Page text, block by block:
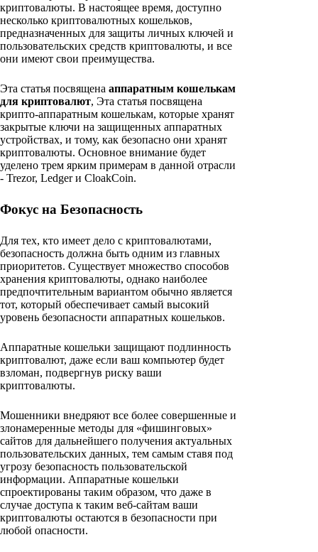
криптовалюты. В настоящее время, доступно
несколько криптовалютных кошельков,
предназначенных для защиты личных ключей и
пользовательских средств криптовалюты, и все
они имеют свои преимущества.
Эта статья посвящена аппаратным кошелькам
для криптовалют, Эта статья посвящена
крипто-аппаратным кошелькам, которые хранят
закрытые ключи на защищенных аппаратных
устройствах, и тому, как безопасно они хранят
криптовалюты. Основное внимание будет
уделено трем ярким примерам в данной отрасли
- Trezor, Ledger и CloakCoin.
Фокус на Безопасность
Для тех, кто имеет дело с криптовалютами,
безопасность должна быть одним из главных
приоритетов. Существует множество способов
хранения криптовалюты, однако наиболее
предпочтительным вариантом обычно является
тот, который обеспечивает самый высокий
уровень безопасности аппаратных кошельков.
Аппаратные кошельки защищают подлинность
криптовалют, даже если ваш компьютер будет
взломан, подвергнув риску ваши
криптовалюты.
Мошенники внедряют все более совершенные и
злонамеренные методы для «фишинговых»
сайтов для дальнейшего получения актуальных
пользовательских данных, тем самым ставя под
угрозу безопасность пользовательской
информации. Аппаратные кошельки
спроектированы таким образом, что даже в
случае доступа к таким веб-сайтам ваши
криптовалюты остаются в безопасности при
любой опасности.